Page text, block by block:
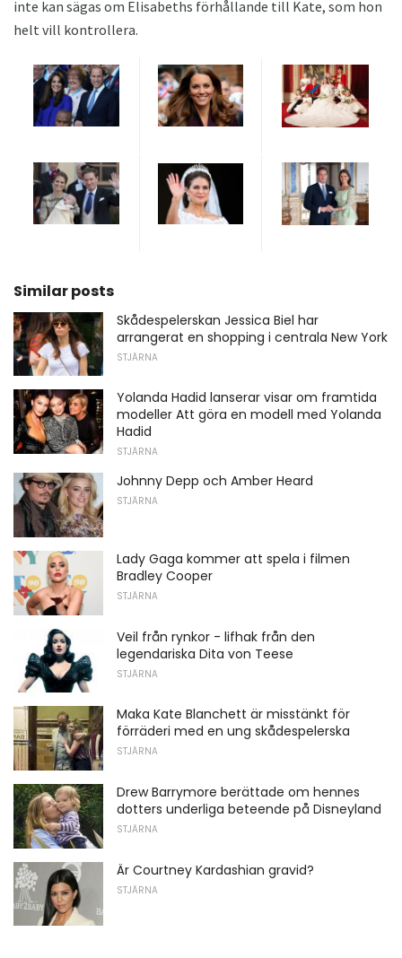
inte kan sägas om Elisabeths förhållande till Kate, som hon
helt vill kontrollera.
Similar posts
Skådespelerskan Jessica Biel har
arrangerat en shopping i centrala New York
STJÄRNA
Yolanda Hadid lanserar visar om framtida
modeller Att göra en modell med Yolanda
Hadid
STJÄRNA
Johnny Depp och Amber Heard
STJÄRNA
Lady Gaga kommer att spela i filmen
Bradley Cooper
STJÄRNA
Veil från rynkor - lifhak från den
legendariska Dita von Teese
STJÄRNA
Maka Kate Blanchett är misstänkt för
förräderi med en ung skådespelerska
STJÄRNA
Drew Barrymore berättade om hennes
dotters underliga beteende på Disneyland
STJÄRNA
Är Courtney Kardashian gravid?
STJÄRNA